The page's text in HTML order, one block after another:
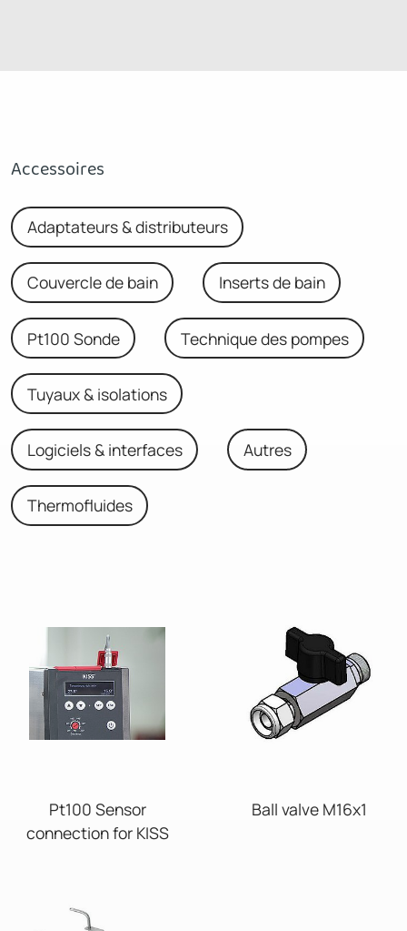
Accessoires
Adaptateurs & distributeurs
Couvercle de bain Inserts de bain
Pt100 Sonde Technique des pompes
Tuyaux & isolations
Logiciels & interfaces Autres
Thermofluides
Pt100 Sensor
connection for KISS
Ball valve M16x1